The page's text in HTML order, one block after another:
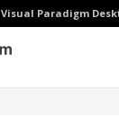
Visual Paradigm